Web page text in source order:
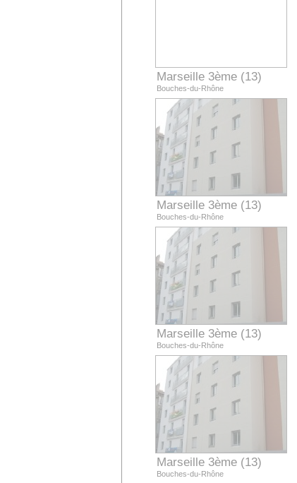
Marseille 3ème (13)
Bouches-du-Rhône
Marseille 3ème (13)
Bouches-du-Rhône
Marseille 3ème (13)
Bouches-du-Rhône
Marseille 3ème (13)
Bouches-du-Rhône